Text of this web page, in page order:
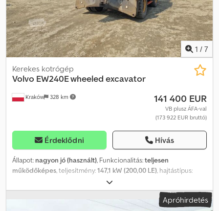
Dcodpfezp U R Hox Am Ajk
1 / 7
Kraków 328 km
Kerekes kotrógép
Volvo EW240E wheeled excavator
141 400 EUR
VB plusz ÁFA-val
(173 922 EUR bruttó)
Érdeklődni Hívás
Állapot: nagyon jó (használt), Funkcionalitás:teljesen
működőképes, teljesítmény:147,1 kW (200,00 LE), hajtástípus:
, üzemanyagtípus:dízel
tengelyelrendezés:4x4, Gyártási év:2021, üzemórák:6 000 h,
fülke, légkondicionálás, összkerékhajtás, Volvo
Apróhirdetés